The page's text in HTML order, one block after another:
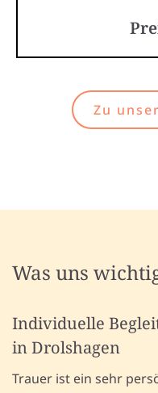
Zu
Was uns
Individuelle
in Drolshagen
Trauer ist ein sehr